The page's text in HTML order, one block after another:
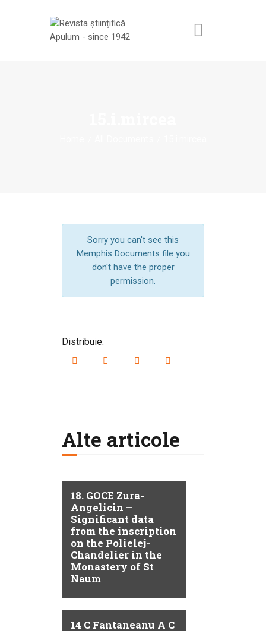
Sorry you can't see this
Memphis Documents file you
don't have the proper
permission.
Distribuie:
Alte articole
18. GOCE Zura-
Angelicin –
Significant data
from the inscription
on the Polielej-
Chandelier in the
Monastery of St
Naum
14 C Fantaneanu A C